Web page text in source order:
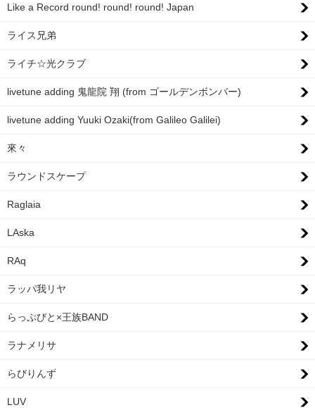
Like a Record round! round! round! Japan
ライス兄弟
ライチ☆光クラブ
livetune adding 鬼龍院 翔 (from ゴールデンボンバー)
livetune adding Yuuki Ozaki(from Galileo Galilei)
來々
ラウンドスケープ
Raglaia
LAska
RAq
ラッパ我リヤ
らっぷびと×王族BAND
ラナメリサ
らびりんず
LUV